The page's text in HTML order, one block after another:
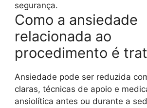
segurança.
Como a ansiedade
relacionada ao
procedimento é
Ansiedade pode ser reduzida
claras, técnicas de apoio e
ansiolítica antes ou durante a